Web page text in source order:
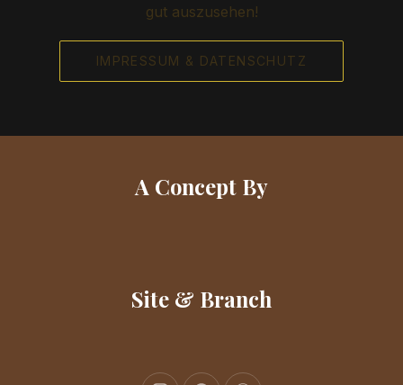
gut auszusehen!
IMPRESSUM & DATENSCHUTZ
A Concept By
Site & Branch